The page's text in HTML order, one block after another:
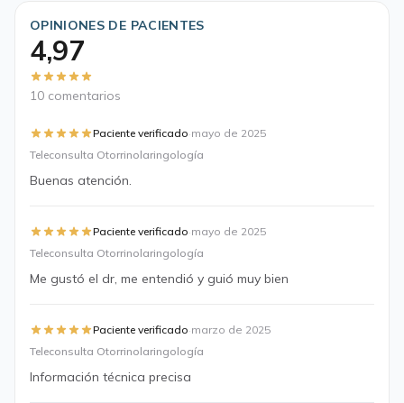
OPINIONES DE PACIENTES
4,97
10 comentarios
Paciente verificado·mayo de 2025
Teleconsulta Otorrinolaringología
Buenas atención.
Paciente verificado·mayo de 2025
Teleconsulta Otorrinolaringología
Me gustó el dr, me entendió y guió muy bien
Paciente verificado·marzo de 2025
Teleconsulta Otorrinolaringología
Información técnica precisa